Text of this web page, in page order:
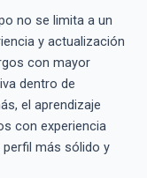
no se limita a un
y actualización
con mayor
dentro de
el aprendizaje
con experiencia
más sólido y